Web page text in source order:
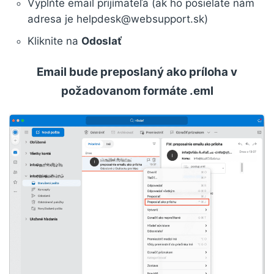
Vyplňte email prijímateľa (ak ho posielate nám
adresa je helpdesk@websupport.sk)
Kliknite na Odoslať
Email bude preposlaný ako príloha v
požadovanom formáte .eml